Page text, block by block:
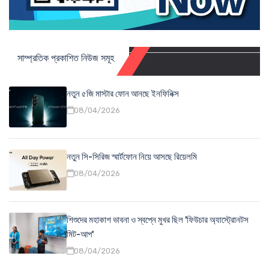
সাম্প্রতিক প্রকাশিত নিউজ সমূহ
নতুন ৫জি মাস্টার ফোন আনছে ইনফিনিক্স
08/04/2026
নতুন সি-সিরিজ স্মার্টফোন নিয়ে আসছে রিয়েলমি
08/04/2026
শিশুদের মহাকাশ ভাবনা ও স্বপ্নে মুখর ছিল 'ফিউচার অ্যাস্ট্রোনটস
মিট-আপ'
08/04/2026